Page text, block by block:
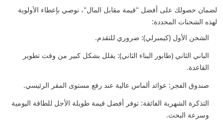
لضمان حصولك على أفضل "قيمة مقابل المال"، نوصي بإعطاء الأولوية
لهذه الشحنات المحددة:
الشحن الأول (كيمبرلي): ضروري للتقدم.
الباني الثاني (طابور البناء الثاني): يقلل بشكل كبير من وقت تطوير
القاعدة.
صندوق الفجر: عوائد ألماس عالية عند رفع مستوى المقر الرئيسي.
التذكرة الشهرية الفائقة: توفر أفضل قيمة طويلة الأجل للطاقة اليومية
وسرعة البحث.